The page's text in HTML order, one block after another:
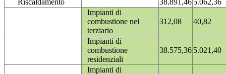
Riscaldamento
38.891,46 5.062,36
Impianti di
combustione nel
terziario
312,08 40,82
Impianti di
combustione
residenziali
38.575,36 5.021,40
Impianti di